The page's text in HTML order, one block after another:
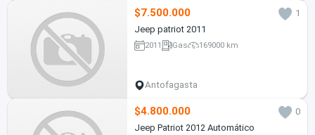
$7.500.000
1
Jeep patriot 2011
2011 Gas 169000 km
Antofagasta
$4.800.000
0
Jeep Patriot 2012 Automático